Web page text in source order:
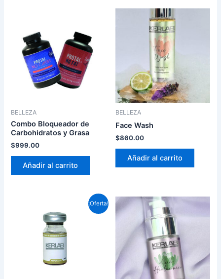
BELLEZA
Combo Bloqueador de
Carbohidratos y Grasa
$999.00
Añadir al carrito
BELLEZA
Face Wash
$860.00
Añadir al carrito
¡Oferta!
original
era:
$4,500.00.
precio